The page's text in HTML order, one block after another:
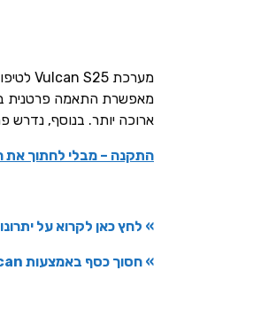
ארוכה יותר. בנוסף, נדרש
התקנה – מבלי לחתוך את
» לחץ כאן לקרוא על
» חסוך כסף באמצעות Vulcan